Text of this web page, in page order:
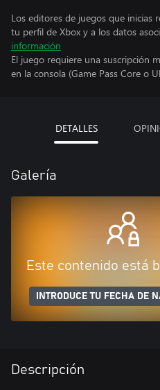
Los editores de juegos que inicias
tu perfil de Xbox y a los datos
información
El juego requiere una suscripción
en la consola (Game Pass Core o
DETALLES
Galería
Este contenido está
INTRODUCE TU FECHA DE
Descripción